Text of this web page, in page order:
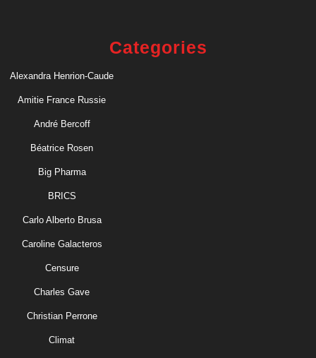
Categories
Alexandra Henrion-Caude
Amitie France Russie
André Bercoff
Béatrice Rosen
Big Pharma
BRICS
Carlo Alberto Brusa
Caroline Galacteros
Censure
Charles Gave
Christian Perrone
Climat